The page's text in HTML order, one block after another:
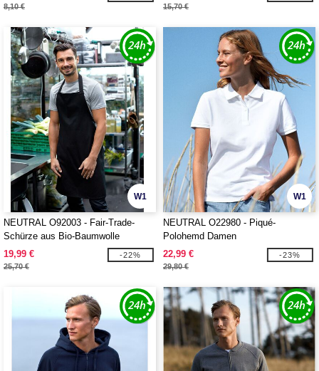
8,10 € 15,70 €
W1
NEUTRAL O92003 - Fair-Trade-
Schürze aus Bio-Baumwolle
19,99 €
25,70 €
-22%
W1
NEUTRAL O22980 - Piqué-
Polohemd Damen
22,99 €
29,80 €
-23%